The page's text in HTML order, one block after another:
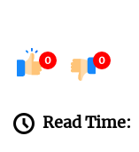
0 0
Read Time: